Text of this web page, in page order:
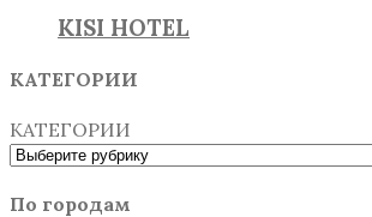
KISI HOTEL
КАТЕГОРИИ
КАТЕГОРИИ
По городам